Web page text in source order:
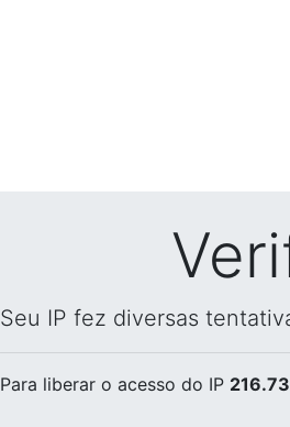
Seu IP fez diversas
Para liberar o acesso do IP